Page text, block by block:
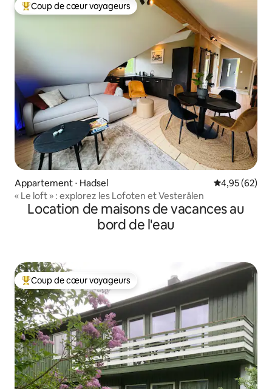
Coups de cœur voyageurs les plus appréciés
Coup de cœur voyageurs
Appartement ⋅ Hadsel Évaluation
4,95 (62)
« Le loft » : explorez les Lofoten et Vesterålen
Location de maisons de vacances au
bord de l'eau
Coups de cœur voyageurs les plus appréciés
Coup de cœur voyageurs